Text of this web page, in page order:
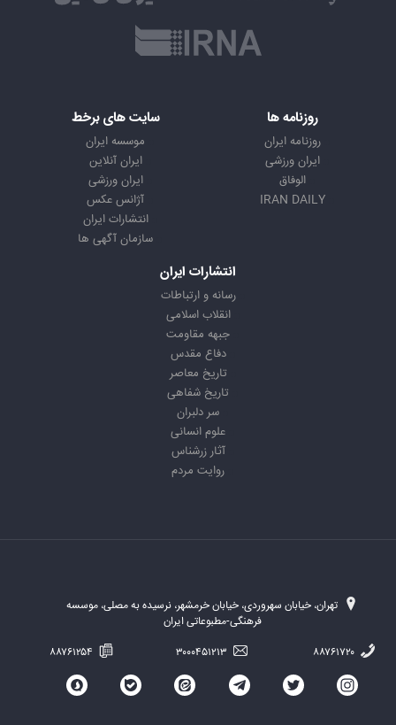
روزنامه ها
روزنامه ایران
ایران ورزشی
الوفاق
IRAN DAILY
سایت های برخط
موسسه ایران
ایران آنلاین
ایران ورزشی
آژانس عکس
انتشارات ایران
سازمان آگهی ها
انتشارات ایران
رسانه و ارتباطات
انقلاب اسلامی
جبهه مقاومت
دفاع مقدس
تاریخ معاصر
تاریخ شفاهی
سر دلبران
علوم انسانی
آثار زرشناس
روایت مردم
تهران، خیابان سهروردی، خیابان خرمشهر، نرسیده به مصلی، موسسه
فرهنگی-مطبوعاتی ایران